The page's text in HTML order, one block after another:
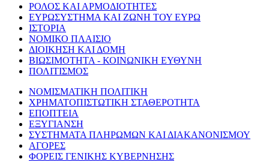
ΡΟΛΟΣ ΚΑΙ ΑΡΜΟΔΙΟΤΗΤΕΣ
ΕΥΡΩΣΥΣΤΗΜΑ ΚΑΙ ΖΩΝΗ ΤΟΥ ΕΥΡΩ
ΙΣΤΟΡΙΑ
ΝΟΜΙΚΟ ΠΛΑΙΣΙΟ
ΔΙΟΙΚΗΣΗ ΚΑΙ ΔΟΜΗ
ΒΙΩΣΙΜΟΤΗΤΑ - ΚΟΙΝΩΝΙΚΗ ΕΥΘΥΝΗ
ΠΟΛΙΤΙΣΜΟΣ
ΝΟΜΙΣΜΑΤΙΚΗ ΠΟΛΙΤΙΚΗ
ΧΡΗΜΑΤΟΠΙΣΤΩΤΙΚΗ ΣΤΑΘΕΡΟΤΗΤΑ
ΕΠΟΠΤΕΙΑ
ΕΞΥΓΙΑΝΣΗ
ΣΥΣΤΗΜΑΤΑ ΠΛΗΡΩΜΩΝ ΚΑΙ ΔΙΑΚΑΝΟΝΙΣΜΟΥ
ΑΓΟΡΕΣ
ΦΟΡΕΙΣ ΓΕΝΙΚΗΣ ΚΥΒΕΡΝΗΣΗΣ